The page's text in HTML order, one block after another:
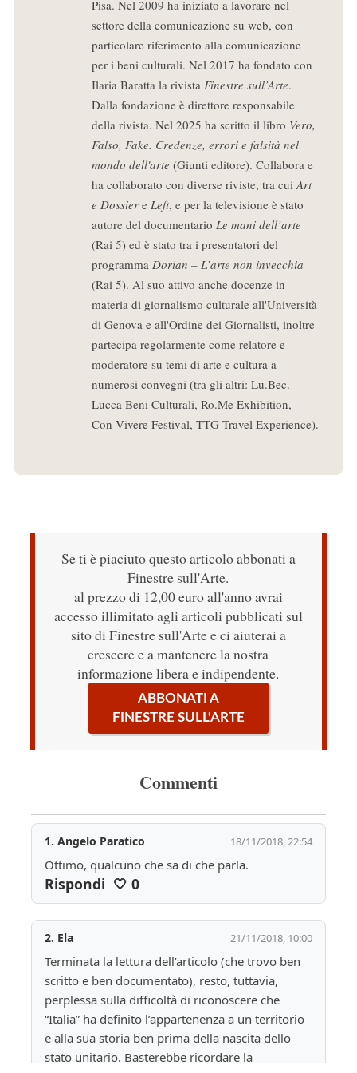
Pisa. Nel 2009 ha iniziato a lavorare nel
settore della comunicazione su web, con
particolare riferimento alla comunicazione
per i beni culturali. Nel 2017 ha fondato con
Ilaria Baratta la rivista Finestre sull’Arte.
Dalla fondazione è direttore responsabile
della rivista. Nel 2025 ha scritto il libro Vero,
Falso, Fake. Credenze, errori e falsità nel
mondo dell'arte (Giunti editore). Collabora e
ha collaborato con diverse riviste, tra cuiArt
e Dossiere Left, e per la televisione è stato
autore del documentario Le mani dell’arte
(Rai 5) ed è stato tra i presentatori del
programma Dorian – L’arte non invecchia
(Rai 5). Al suo attivo anche docenze in
materia di giornalismo culturale all'Università
di Genova e all'Ordine dei Giornalisti, inoltre
partecipa regolarmente come relatore e
moderatore su temi di arte e cultura a
numerosi convegni (tra gli altri: Lu.Bec.
Lucca Beni Culturali, Ro.Me Exhibition,
Con-Vivere Festival, TTG Travel Experience).
Se ti è piaciuto questo articolo abbonati a
Finestre sull'Arte.
al prezzo di 12,00 euro all'anno avrai
accesso illimitato agli articoli pubblicati sul
sito di Finestre sull'Arte e ci aiuterai a
crescere e a mantenere la nostra
informazione libera e indipendente.
ABBONATI A
FINESTRE SULL'ARTE
Commenti
1. Angelo Paratico 18/11/2018, 22:54
Ottimo, qualcuno che sa di che parla.
Rispondi 🤍 0
2. Ela 21/11/2018, 10:00
Terminata la lettura dell’articolo (che trovo ben
scritto e ben documentato), resto, tuttavia,
perplessa sulla difficoltà di riconoscere che
“Italia” ha definito l’appartenenza a un territorio
e alla sua storia ben prima della nascita dello
stato unitario. Basterebbe ricordare la